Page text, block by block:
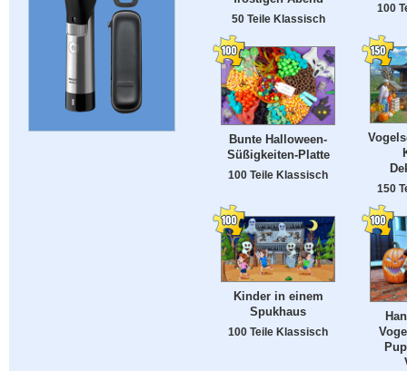
50 Teile Klassisch
100
Bunte Halloween-
Süßigkeiten-Platte
100 Teile Klassisch
150
Kinder in einem
Spukhaus
100 Teile Klassisch